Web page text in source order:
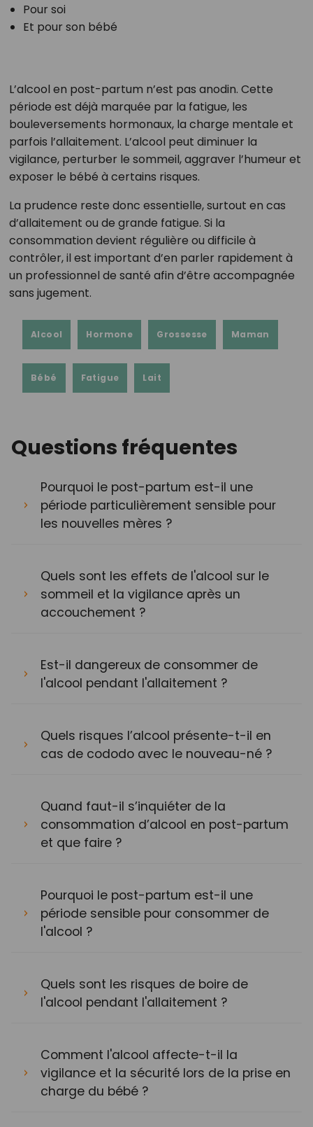
Pour soi
Et pour son bébé
L’alcool en post-partum n’est pas anodin. Cette
période est déjà marquée par la fatigue, les
bouleversements hormonaux, la charge mentale et
parfois l’allaitement. L’alcool peut diminuer la
vigilance, perturber le sommeil, aggraver l’humeur et
exposer le bébé à certains risques.
La prudence reste donc essentielle, surtout en cas
d’allaitement ou de grande fatigue. Si la
consommation devient régulière ou difficile à
contrôler, il est important d’en parler rapidement à
un professionnel de santé afin d’être accompagnée
sans jugement.
Alcool Hormone Grossesse Maman
Bébé Fatigue Lait
Questions fréquentes
Pourquoi le post-partum est-il une
période particulièrement sensible pour
les nouvelles mères ?
Quels sont les effets de l'alcool sur le
sommeil et la vigilance après un
accouchement ?
Est-il dangereux de consommer de
l'alcool pendant l'allaitement ?
Quels risques l’alcool présente-t-il en
cas de cododo avec le nouveau-né ?
Quand faut-il s’inquiéter de la
consommation d’alcool en post-partum
et que faire ?
Pourquoi le post-partum est-il une
période sensible pour consommer de
l'alcool ?
Quels sont les risques de boire de
l'alcool pendant l'allaitement ?
Comment l'alcool affecte-t-il la
vigilance et la sécurité lors de la prise en
charge du bébé ?